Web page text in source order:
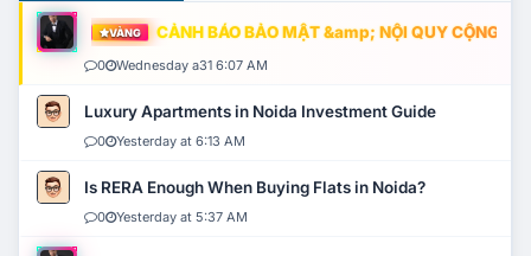
VÀNG CẢNH BÁO BẢO MẬT &amp; NỘI QUY CỘNG
0 Wednesday a31 6:07 AM
Luxury Apartments in Noida Investment Guide
0 Yesterday at 6:13 AM
Is RERA Enough When Buying Flats in Noida?
0 Yesterday at 5:37 AM